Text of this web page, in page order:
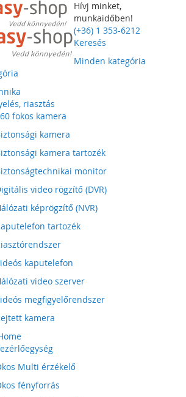
Hívj minket,
munkaidőben!
(+36) 1 353-6212
Keresés
Minden kategória
riasztás
fokos kamera
kamera
kamera tartozék
monitor
video rögzítő (DVR)
képrögzítő (NVR)
tartozék
kaputelefon
video szerver
megfigyelőrendszer
kamera
Multi érzékelő
fényforrás